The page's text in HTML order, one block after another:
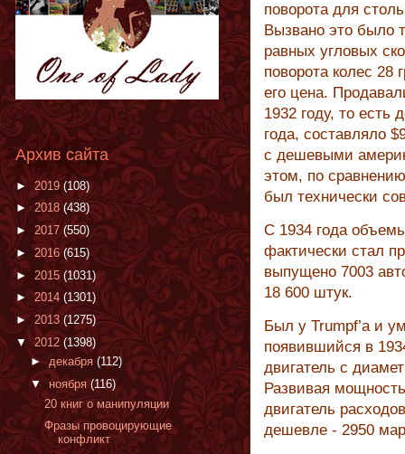
поворота для
Вызвано это было
равных угловых
поворота колес
его цена.
1932 году, то есть
года, составляло
с дешевыми
этом, по
был технически
С 1934 года
фактически стал
выпущено 7003
18 600 штук.
Был у Trumpf’a и
появившийся в
двигатель с
Развивая
двигатель
дешевле - 2950
Архив сайта
► 2019 (108)
►2018 (438)
► 2017 (550)
► 2016(615)
► 2015 (1031)
►2014 (1301)
► 2013 (1275)
▼ 2012 (1398)
► декабря (112)
▼ ноября (116)
20 книг о манипуляции
Фразы провоцирующие
конфликт